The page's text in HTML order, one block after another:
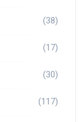
(38)
(17)
(30)
(117)